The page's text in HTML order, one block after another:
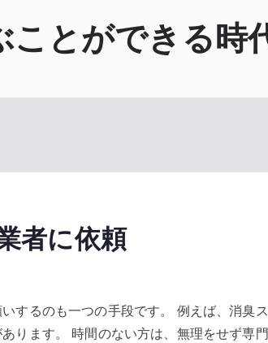
とができる時
者に依頼
するのも一つの手段です。 例えば、消臭
ります。 時間のない方は、無理をせず専